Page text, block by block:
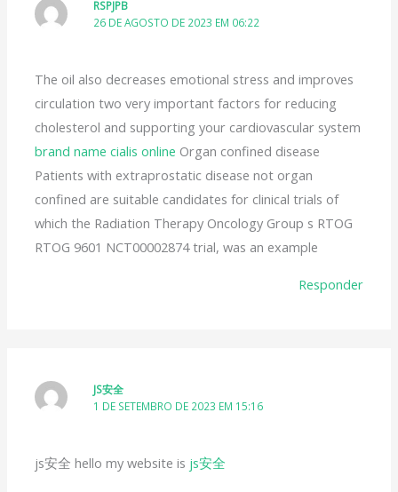
RSPJPB
26 DE AGOSTO DE 2023 EM 06:22
The oil also decreases emotional stress and improves
circulation two very important factors for reducing
cholesterol and supporting your cardiovascular system
brand name cialis online Organ confined disease
Patients with extraprostatic disease not organ
confined are suitable candidates for clinical trials of
which the Radiation Therapy Oncology Group s RTOG
RTOG 9601 NCT00002874 trial, was an example
Responder
JS安全
1 DE SETEMBRO DE 2023 EM 15:16
js安全 hello my website is js安全